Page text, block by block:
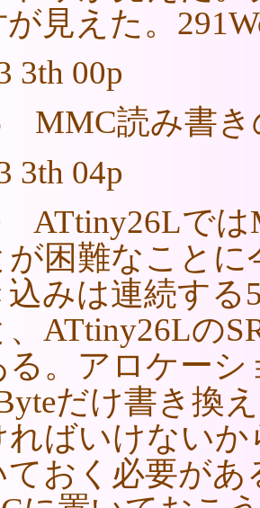
が見えた。
3th 00p
MMC読み書き
3th 04p
ATtiny26Lでは
が困難なこと
込みは連続する
、ATtiny26Lの
る。アロケー
だけ書き換
ればいけない
ておく必要が